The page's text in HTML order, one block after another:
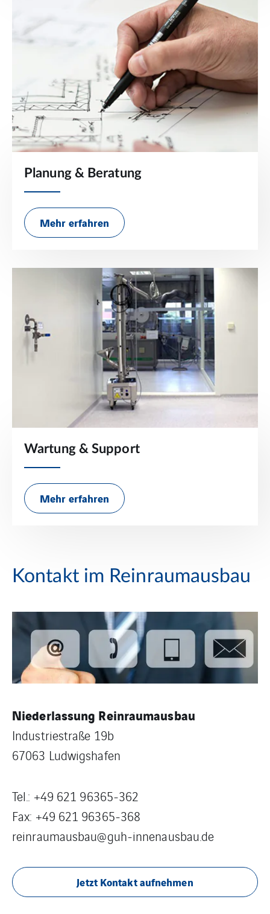
Planung & Beratung
Mehr erfahren
Wartung & Support
Mehr erfahren
Kontakt im Reinraumausbau
Niederlassung Reinraumausbau
Industriestraße 19b
67063 Ludwigshafen
Tel.: +49 621 96365-362
Fax: +49 621 96365-368
reinraumausbau@guh-innenausbau.de
Jetzt Kontakt aufnehmen